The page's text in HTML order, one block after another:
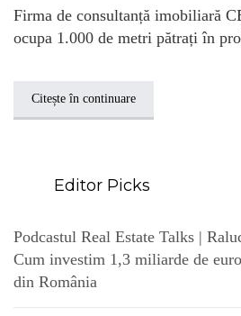
Firma de consultanță imobiliară
ocupa 1.000 de metri pătrați în
Citește în continuare
Editor Picks
Podcastul Real Estate Talks |
Cum investim 1,3 miliarde de
din România